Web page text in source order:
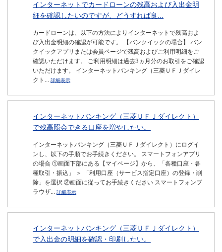
インターネットでカードローンの残高および入出金明
細を確認したいのですが、どうすれば良...
カードローンは、以下の方法によりインターネットで残高およ
び入出金明細の確認が可能です。 【バンクイックの場合】 バン
クイックアプリまたは会員ページで残高およびご利用明細をご
確認いただけます。 ご利用明細は過去3ヵ月分のお取引をご確認
いただけます。 インターネットバンキング（三菱ＵＦＪダイレ
クト... 詳細表示
インターネットバンキング（三菱ＵＦＪダイレクト）
で残高照会できる口座を増やしたい。
インターネットバンキング（三菱ＵＦＪダイレクト）にログイ
ンし、以下の手順でお手続きください。 スマートフォンアプリ
の場合 ①画面下部にある【マイページ】から、「各種口座・各
種取引・振込」 ＞ 「利用口座（サービス指定口座）の登録・削
除」を選択 ②画面に従ってお手続きください スマートフォンブ
ラウザ... 詳細表示
インターネットバンキング（三菱ＵＦＪダイレクト）
で入出金の明細を確認・印刷したい。